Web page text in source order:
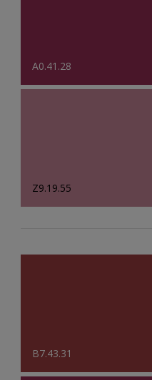
A0.41.28
Z9.19.55
B7.43.31